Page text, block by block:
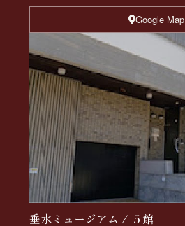
Google Map
垂水ミュージアム / ５館